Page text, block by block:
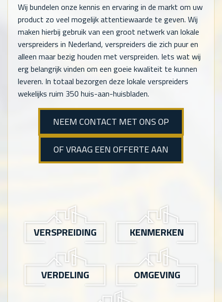
Wij bundelen onze kennis en ervaring in de markt om uw
product zo veel mogelijk attentiewaarde te geven. Wij
maken hierbij gebruik van een groot netwerk van lokale
verspreiders in Nederland, verspreiders die zich puur en
alleen maar bezig houden met verspreiden. Iets wat wij
erg belangrijk vinden om een goeie kwaliteit te kunnen
leveren. In totaal bezorgen deze lokale verspreiders
wekelijks ruim 350 huis-aan-huisbladen.
NEEM CONTACT MET ONS OP
OF VRAAG EEN OFFERTE AAN
VERSPREIDING KENMERKEN
VERDELING OMGEVING